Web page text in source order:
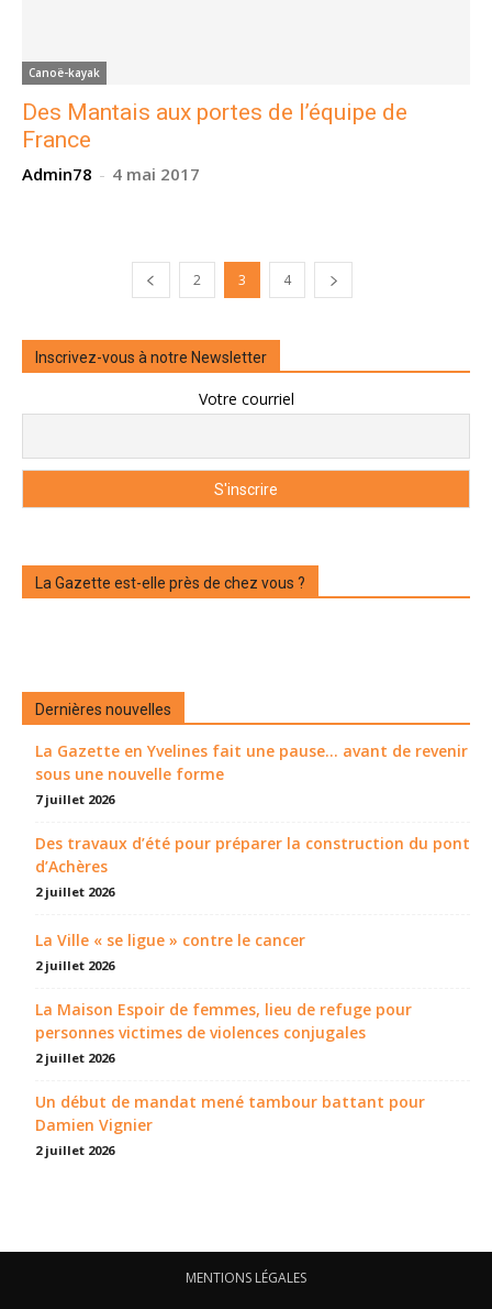
Canoë-kayak
Des Mantais aux portes de l’équipe de
France
Admin78 - 4 mai 2017
2 3 4
Inscrivez-vous à notre Newsletter
Votre courriel
La Gazette est-elle près de chez vous ?
Dernières nouvelles
La Gazette en Yvelines fait une pause... avant de revenir
sous une nouvelle forme
7 juillet 2026
Des travaux d’été pour préparer la construction du pont
d’Achères
2 juillet 2026
La Ville « se ligue » contre le cancer
2 juillet 2026
La Maison Espoir de femmes, lieu de refuge pour
personnes victimes de violences conjugales
2 juillet 2026
Un début de mandat mené tambour battant pour
Damien Vignier
2 juillet 2026
MENTIONS LÉGALES